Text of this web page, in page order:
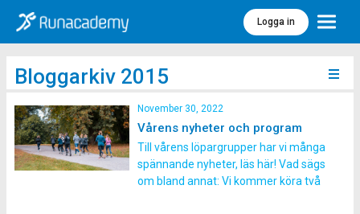
Logga in Meny
Bloggarkiv 2015
November 30, 2022
Vårens nyheter och program
Till vårens löpargrupper har vi många
spännande nyheter, läs här! Vad sägs
om bland annat: Vi kommer köra två